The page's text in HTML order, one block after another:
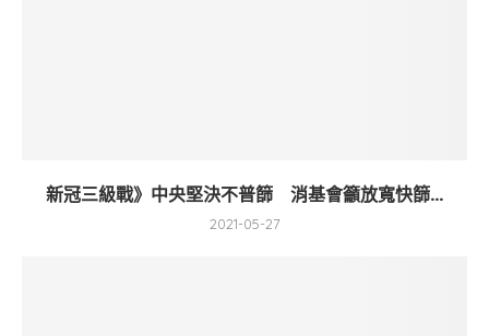
新冠三級戰》中央堅決不普篩 消基會籲放寬快篩...
2021-05-27